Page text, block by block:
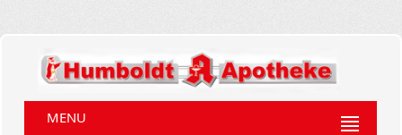
MENU